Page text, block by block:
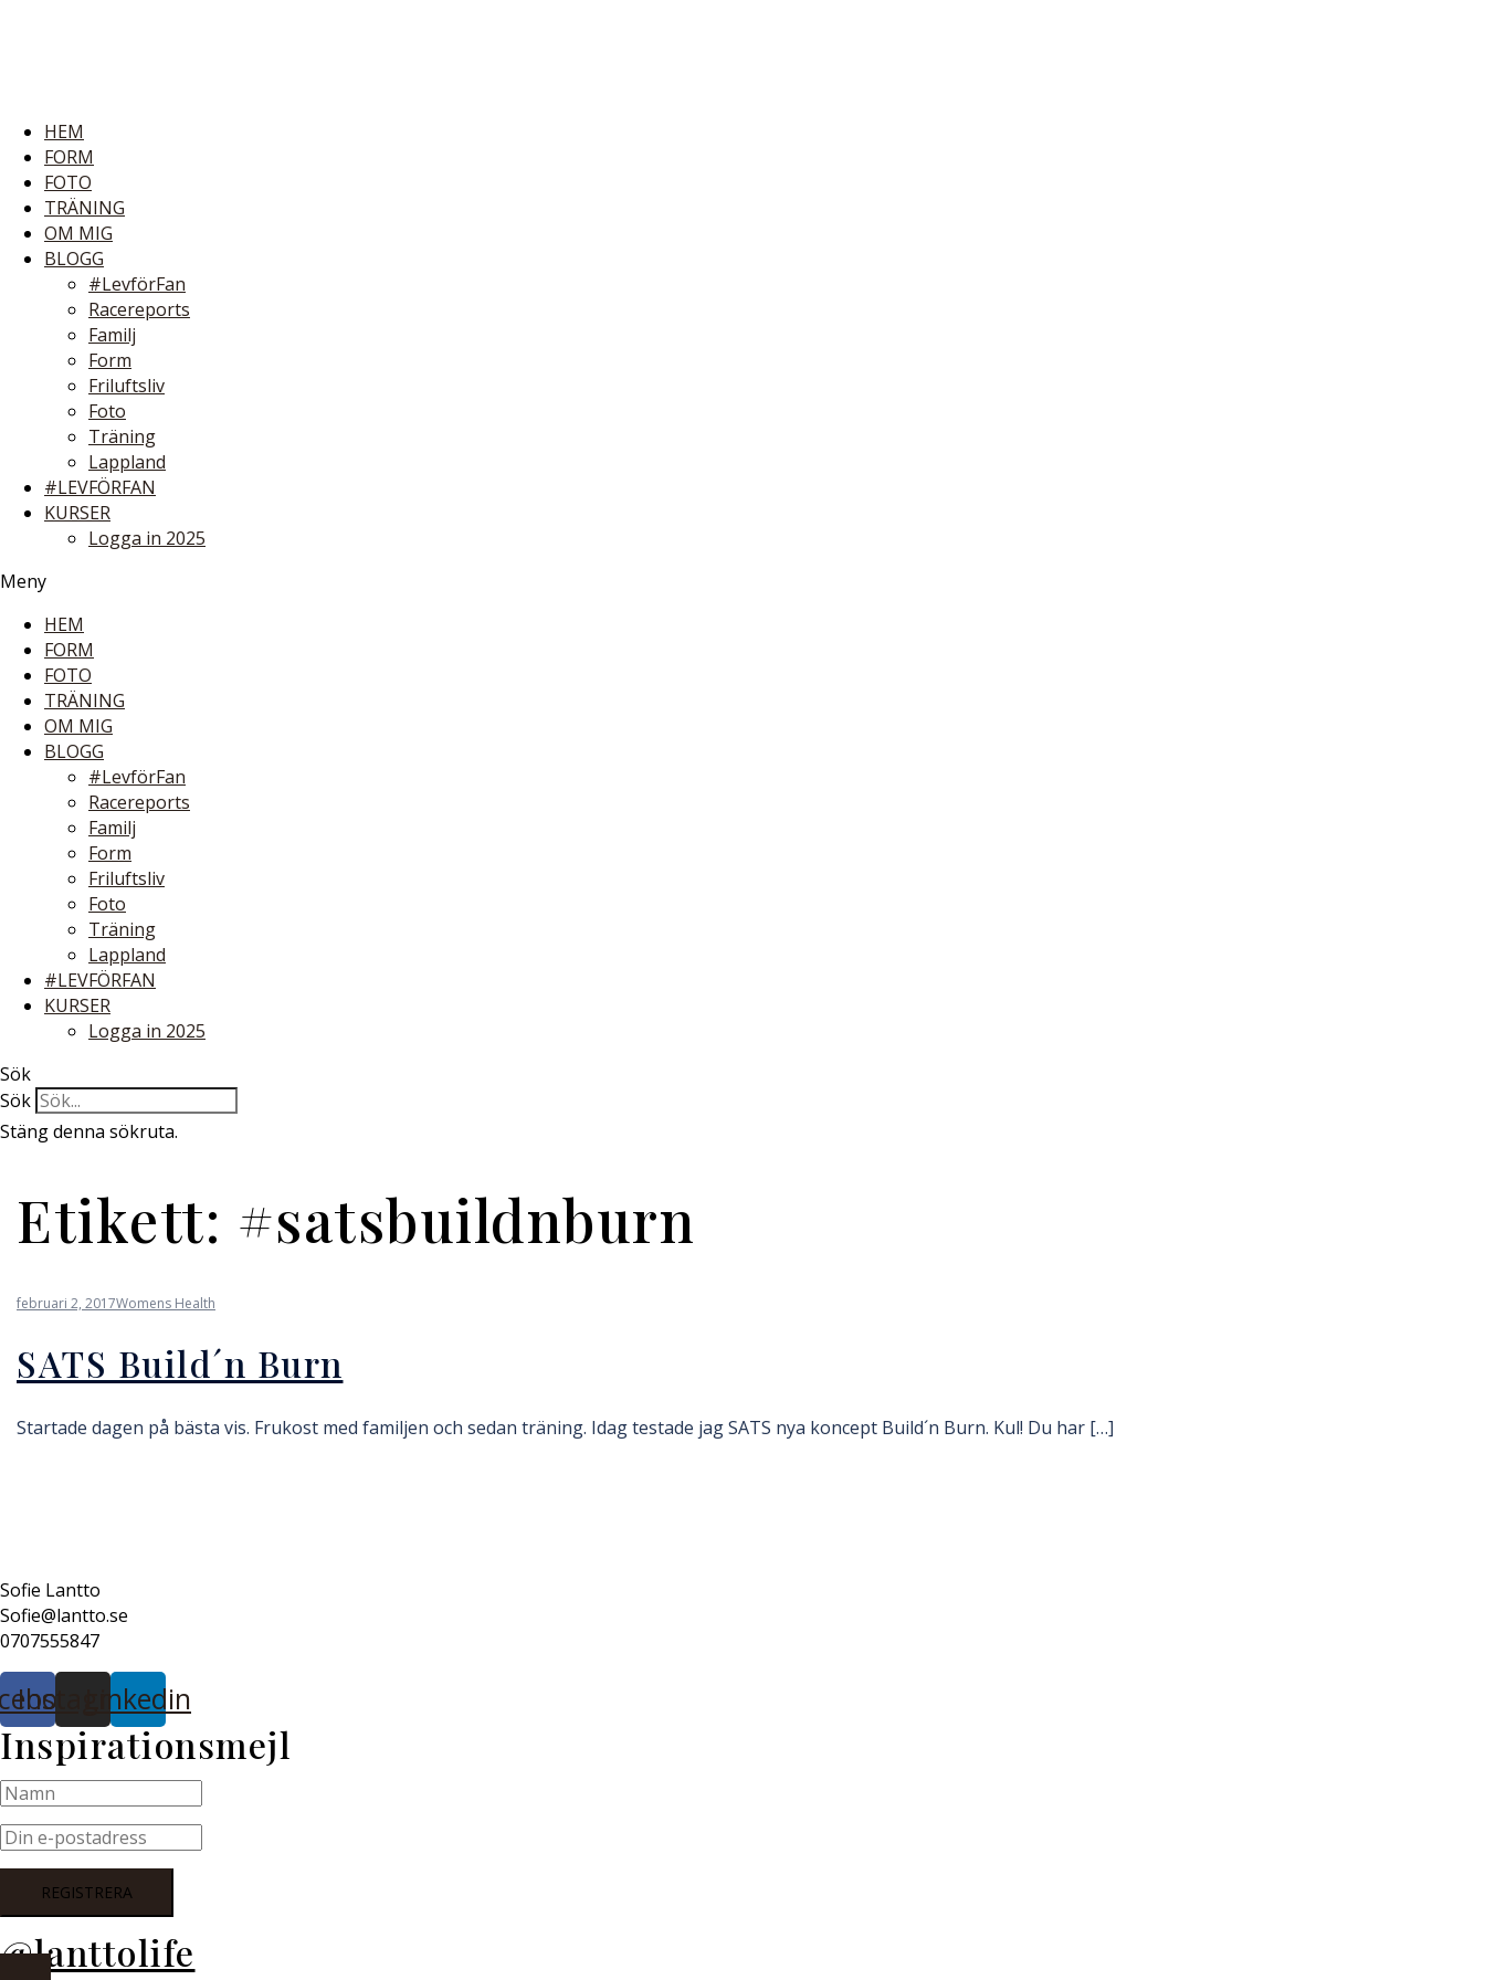
HEM
FORM
FOTO
TRÄNING
OM MIG
BLOGG
#LevförFan
Racereports
Familj
Form
Friluftsliv
Foto
Träning
Lappland
#LEVFÖRFAN
KURSER
Logga in 2025
Meny
HEM
FORM
FOTO
TRÄNING
OM MIG
BLOGG
#LevförFan
Racereports
Familj
Form
Friluftsliv
Foto
Träning
Lappland
#LEVFÖRFAN
KURSER
Logga in 2025
Sök
Sök
Stäng denna sökruta.
Etikett: #satsbuildnburn
februari 2, 2017Womens Health
SATS Build´n Burn
Startade dagen på bästa vis. Frukost med familjen och sedan träning. Idag testade jag SATS nya koncept Build´n Burn. Kul! Du har […]
Sofie Lantto
Sofie@lantto.se
0707555847
InstagramLinkedin
Inspirationsmejl
@lanttolife